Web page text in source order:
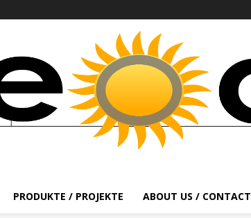
PRODUKTE / PROJEKTE ABOUT US / CONTACT